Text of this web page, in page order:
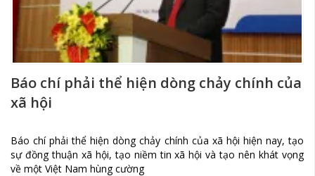
Báo chí phải thể hiện dòng chảy chính của
xã hội
Báo chí phải thể hiện dòng chảy chính của xã hội hiện nay, tạo
sự đồng thuận xã hội, tạo niềm tin xã hội và tạo nên khát vọng
về một Việt Nam hùng cường